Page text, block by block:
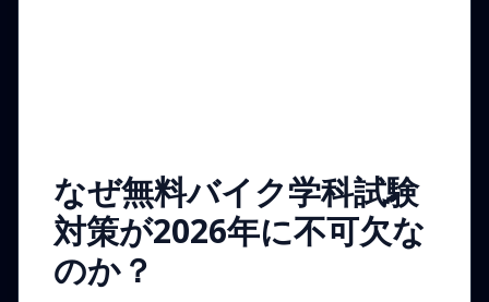
なぜ無料バイク学科試験
対策が2026年に不可欠な
のか？